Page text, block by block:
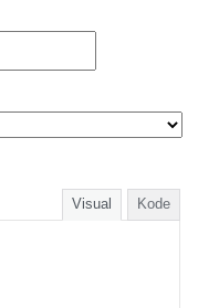
Visual Kode